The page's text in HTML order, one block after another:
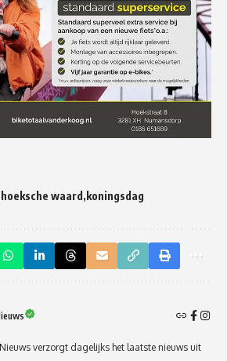
hoeksche waard koningsdag
verzorgt dagelijks het laatste nieuws uit